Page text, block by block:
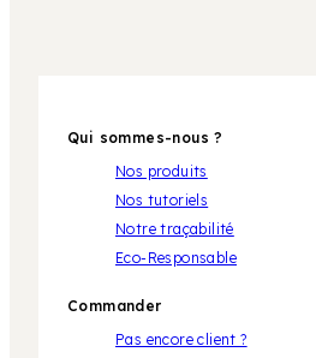
Qui sommes-nous ?
Nos produits
Nos tutoriels
Notre traçabilité
Eco-Responsable
Commander
Pas encore client ?